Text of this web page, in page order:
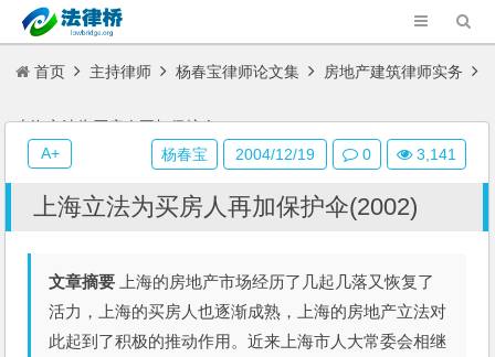
首页 主持律师 杨春宝律师论文集 房地产建筑律师实务
上海立法为买房人再加保护伞(2002)
上海立法为买房人再加保护伞(2002)
文章摘要 上海的房地产市场经历了几起几落又恢复了
活力，上海的买房人也逐渐成熟，上海的房地产立法对
此起到了积极的推动作用。近来上海市人大常委会相继
杨春宝 2004/12/19 0 3,141
A+